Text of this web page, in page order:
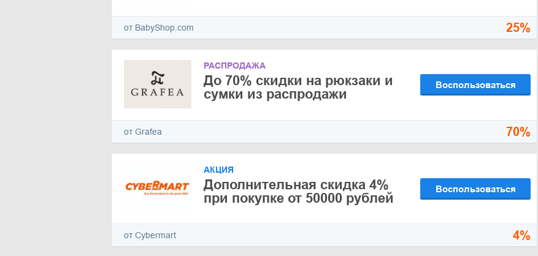
от BabyShop.com 25%
РАСПРОДАЖА
До 70% скидки на рюкзаки и
сумки из распродажи
Воспользоваться
от Grafea 70%
АКЦИЯ
Дополнительная скидка 4%
при покупке от 50000 рублей
Воспользоваться
от Cybermart 4%